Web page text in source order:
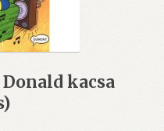
kacsa